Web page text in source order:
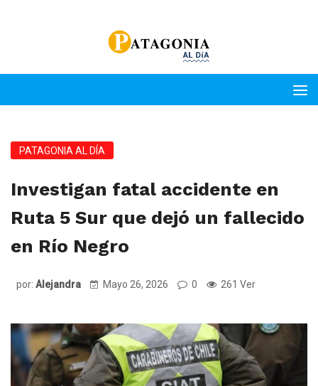
PATAGONIA AL DÍA
Investigan fatal accidente en
Ruta 5 Sur que dejó un fallecido
en Río Negro
por: Alejandra Mayo 26, 2026 0 261 Ver